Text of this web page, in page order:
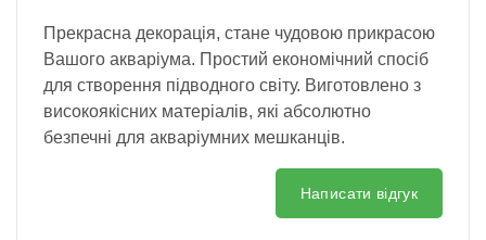
Прекрасна декорація, стане чудовою прикрасою
Вашого акваріума. Простий економічний спосіб
для створення підводного світу. Виготовлено з
високоякісних матеріалів, які абсолютно
безпечні для акваріумних мешканців.
Написати відгук